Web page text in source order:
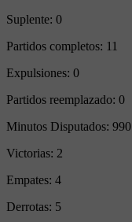
Suplente: 0
Partidos completos: 11
Expulsiones: 0
Partidos reemplazado: 0
Minutos Disputados: 990
Victorias: 2
Empates: 4
Derrotas: 5